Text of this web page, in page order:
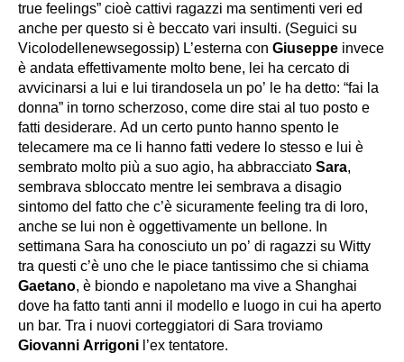
true feelings” cioè cattivi ragazzi ma sentimenti veri ed
anche per questo si è beccato vari insulti. (Seguici su
Vicolodellenewsegossip) L’esterna con Giuseppe invece
è andata effettivamente molto bene, lei ha cercato di
avvicinarsi a lui e lui tirandosela un po’ le ha detto: “fai la
donna” in torno scherzoso, come dire stai al tuo posto e
fatti desiderare. Ad un certo punto hanno spento le
telecamere ma ce li hanno fatti vedere lo stesso e lui è
sembrato molto più a suo agio, ha abbracciato Sara,
sembrava sbloccato mentre lei sembrava a disagio
sintomo del fatto che c’è sicuramente feeling tra di loro,
anche se lui non è oggettivamente un bellone. In
settimana Sara ha conosciuto un po’ di ragazzi su Witty
tra questi c’è uno che le piace tantissimo che si chiama
Gaetano, è biondo e napoletano ma vive a Shanghai
dove ha fatto tanti anni il modello e luogo in cui ha aperto
un bar. Tra i nuovi corteggiatori di Sara troviamo
Giovanni Arrigoni l’ex tentatore.